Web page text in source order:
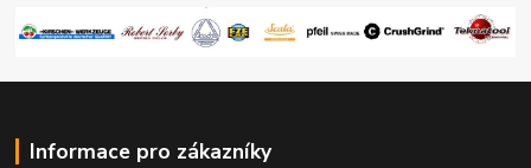
Informace pro zákazníky